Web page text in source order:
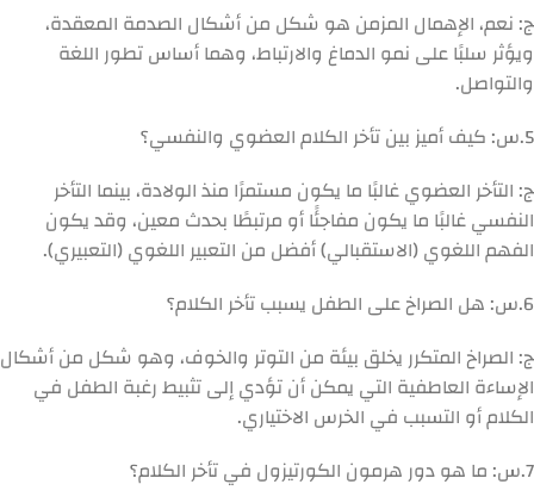
ج: نعم، الإهمال المزمن هو شكل من أشكال الصدمة المعقدة،
ويؤثر سلبًا على نمو الدماغ والارتباط، وهما أساس تطور اللغة
والتواصل.
5. س: كيف أميز بين تأخر الكلام العضوي والنفسي؟
ج: التأخر العضوي غالبًا ما يكون مستمرًا منذ الولادة، بينما التأخر
النفسي غالبًا ما يكون مفاجئًا أو مرتبطًا بحدث معين، وقد يكون
الفهم اللغوي (الاستقبالي) أفضل من التعبير اللغوي (التعبيري).
6. س: هل الصراخ على الطفل يسبب تأخر الكلام؟
ج: الصراخ المتكرر يخلق بيئة من التوتر والخوف، وهو شكل من أشكال
الإساءة العاطفية التي يمكن أن تؤدي إلى تثبيط رغبة الطفل في
الكلام أو التسبب في الخرس الاختياري.
7.س: ما هو دور هرمون الكورتيزول في تأخر الكلام؟